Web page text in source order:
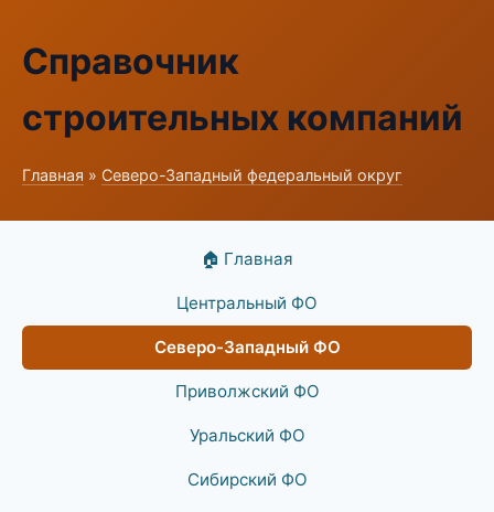
Справочник
строительных компаний
Главная » Северо-Западный федеральный округ
🏠 Главная
Центральный ФО
Северо-Западный ФО
Приволжский ФО
Уральский ФО
Сибирский ФО